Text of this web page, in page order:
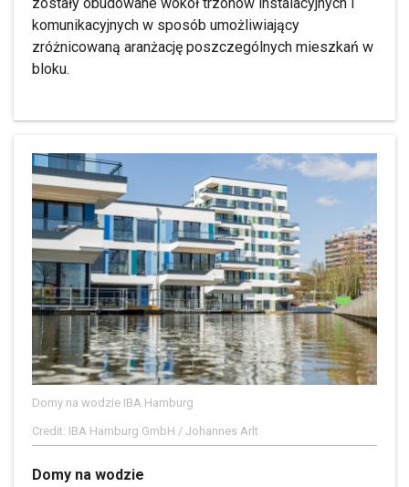
komunikacyjnych w sposób umożliwiający
zróżnicowaną aranżację poszczególnych mieszkań w
bloku.
Domy na wodzie IBA Hamburg
Credit: IBA Hamburg GmbH / Johannes Arlt
Domy na wodzie